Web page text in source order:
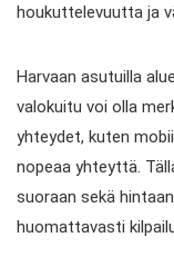
houkuttelevuutta ja
Harvaan asutuilla
valokuitu voi olla
yhteydet, kuten
nopeaa yhteyttä.
suoraan sekä
huomattavasti